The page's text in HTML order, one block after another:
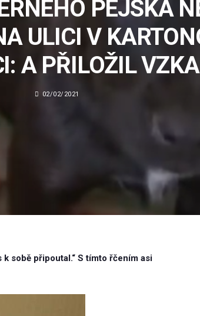
PEJSKA
ULICI V
A PŘILOŽIL
02/02/2021
sobě připoutal.“ S tímto řčením asi